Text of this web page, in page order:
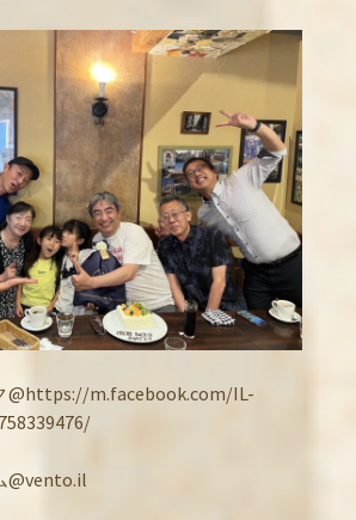
@https://m.facebook.com/IL-
@vento.il